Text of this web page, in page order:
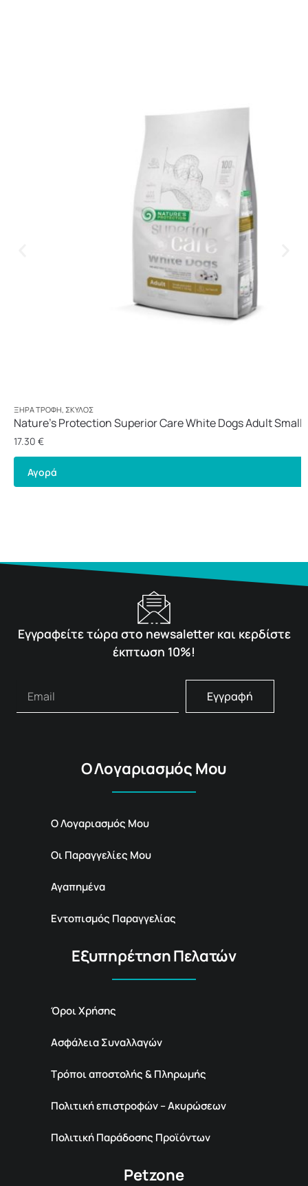
ΞΗΡΆ ΤΡΟΦΉ, ΣΚΎΛΟΣ
Nature’s Protection Superior Care White Dogs Adult Small
1,5kg
17.30 €
Αγορά
Εγγραφείτε τώρα στο newsaletter και κερδίστε
έκπτωση 10%!
Εγγραφή
Ο Λογαριασμός Μου
Ο Λογαριασμός Μου
Οι Παραγγελίες Μου
Αγαπημένα
Εντοπισμός Παραγγελίας
Εξυπηρέτηση Πελατών
Όροι Χρήσης
Ασφάλεια Συναλλαγών
Τρόποι αποστολής & Πληρωμής
Πολιτική επιστροφών – Ακυρώσεων
Πολιτική Παράδοσης Προϊόντων
Petzone